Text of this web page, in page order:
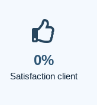
Satisfaction client
0%